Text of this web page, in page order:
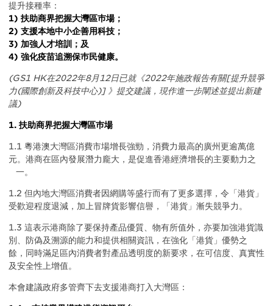
提升接種率：
1) 扶助商界把握大灣區巿場；
2) 支援本地中小企善用科技；
3) 加強人才培訓；及
4) 強化疫苗追溯保巿民健康。
(GS1 HK在2022年8月12日已就《2022年施政報告有關[提升競爭
力(國際創新及科技中心)] 》提交建議，現作進一步闡述並提出新建
議)
1. 扶助商界把握大灣區巿場
1.1 粵港澳大灣區消費市場增長強勁，消費力最高的廣州更逾萬億
元。港商在區內發展潛力龐大，是促進香港經濟增長的主要動力之
一。
1.2 但內地大灣區消費者因網購等盛行而有了更多選擇，令「港貨」
受歡迎程度退減，加上冒牌貨影響信譽，「港貨」漸失競爭力。
1.3 這表示港商除了要保持產品優質、物有所值外，亦要加強港貨識
別、防偽及溯源的能力和提供相關資訊，在強化「港貨」優勢之
餘，同時滿足區內消費者對產品透明度的新要求，在可信度、真實性
及安全性上增值。
本會建議政府多管齊下去支援港商打入大灣區：